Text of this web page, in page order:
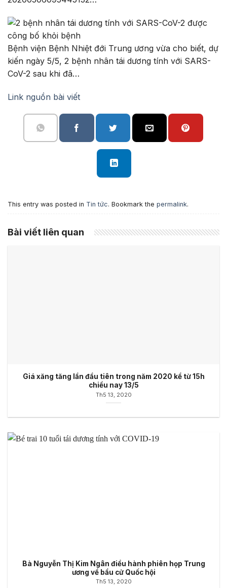
Bệnh viện Bệnh Nhiệt đới Trung ương vừa cho biết, dự
kiến ngày 5/5, 2 bệnh nhân tái dương tính với SARS-
CoV-2 sau khi đã…
Link nguồn bài viết
This entry was posted in Tin tức. Bookmark the permalink.
Bài viết liên quan
Giá xăng tăng lần đầu tiên trong năm 2020 kể từ 15h
chiều nay 13/5
Th5 13, 2020
Bà Nguyễn Thị Kim Ngân điều hành phiên họp Trung
ương về bầu cử Quốc hội
Th5 13, 2020